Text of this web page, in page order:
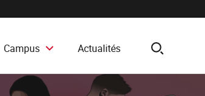
Campus Actualités search